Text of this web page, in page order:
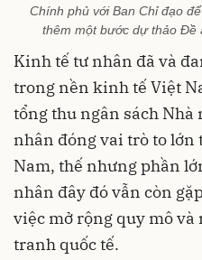
Chính phủ với Ban Chỉ đạo
thêm một bước dự thảo Đề
Kinh tế tư nhân đã và
trong nền kinh tế Việt
tổng thu ngân sách
nhân đóng vai trò to
Nam, thế nhưng phần
nhân đây đó vẫn còn
việc mở rộng quy mô và
tranh quốc tế.